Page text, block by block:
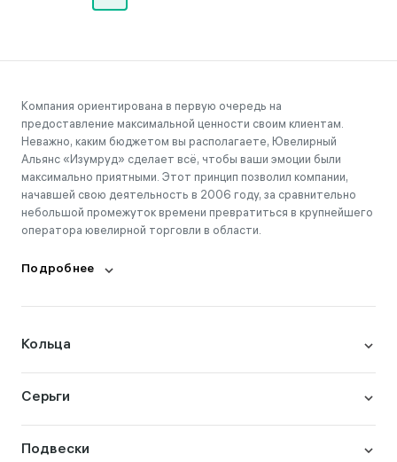
Компания ориентирована в первую очередь на
предоставление максимальной ценности своим клиентам.
Неважно, каким бюджетом вы располагаете, Ювелирный
Альянс «Изумруд» сделает всё, чтобы ваши эмоции были
максимально приятными. Этот принцип позволил компании,
начавшей свою деятельность в 2006 году, за сравнительно
небольшой промежуток времени превратиться в крупнейшего
оператора ювелирной торговли в области.
Подробнее
Кольца
Серьги
Подвески